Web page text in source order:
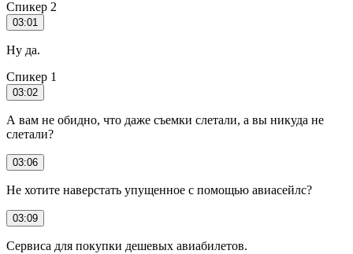
Спикер 2
03:01
Ну да.
Спикер 1
03:02
А вам не обидно, что даже съемки слетали, а вы никуда не
слетали?
03:06
Не хотите наверстать упущенное с помощью авиасейлс?
03:09
Сервиса для покупки дешевых авиабилетов.